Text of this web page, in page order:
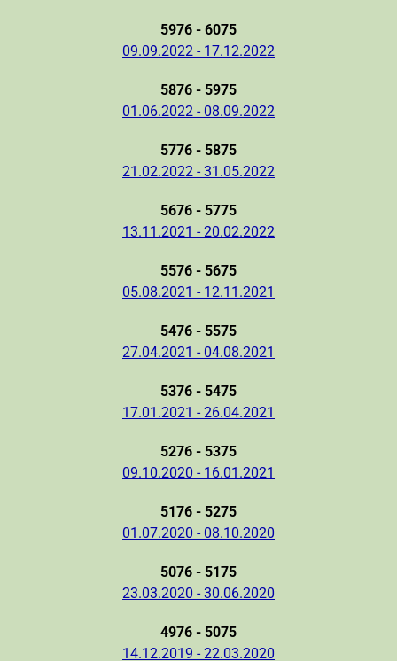
5976 - 6075
09.09.2022 - 17.12.2022
5876 - 5975
01.06.2022 - 08.09.2022
5776 - 5875
21.02.2022 - 31.05.2022
5676 - 5775
13.11.2021 - 20.02.2022
5576 - 5675
05.08.2021 - 12.11.2021
5476 - 5575
27.04.2021 - 04.08.2021
5376 - 5475
17.01.2021 - 26.04.2021
5276 - 5375
09.10.2020 - 16.01.2021
5176 - 5275
01.07.2020 - 08.10.2020
5076 - 5175
23.03.2020 - 30.06.2020
4976 - 5075
14.12.2019 - 22.03.2020